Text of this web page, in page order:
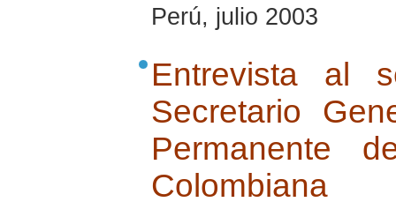
Perú, julio 2003
Entrevista al
Secretario
Permanente
Colombiana